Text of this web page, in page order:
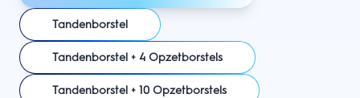
Tandenborstel
Tandenborstel + 4 Opzetborstels
Tandenborstel + 10 Opzetborstels